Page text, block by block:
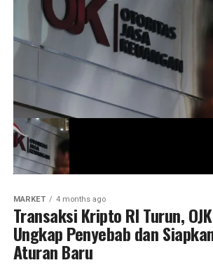
MARKET 4 months ago
Transaksi Kripto RI Turun, OJK
Ungkap Penyebab dan
Aturan Baru